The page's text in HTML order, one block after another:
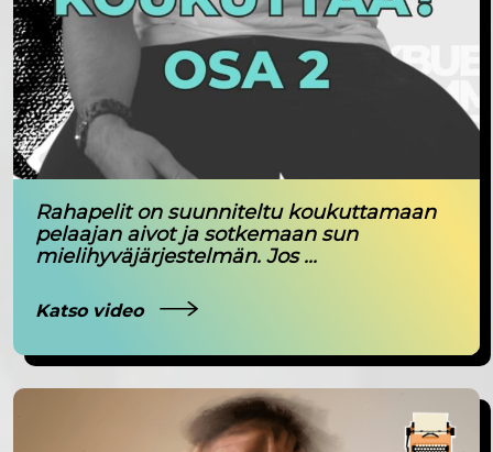
Rahapelit on suunniteltu koukuttamaan
pelaajan aivot ja sotkemaan sun
mielihyväjärjestelmän. Jos ...
Katso video